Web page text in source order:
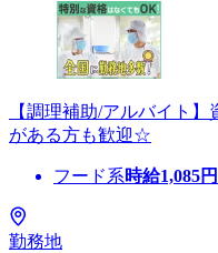
【調理補助/アルバイト
がある方も歓迎☆
フード系時給1,085
勤務地